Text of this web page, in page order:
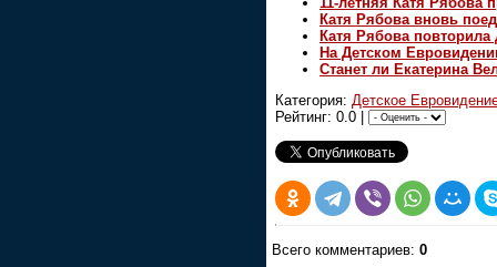
Катя Рябова вновь
Катя Рябова
На Детском
Станет ли Екатерина
Категория: Детское
Рейтинг: 0.0 |
Всего комментариев: 0